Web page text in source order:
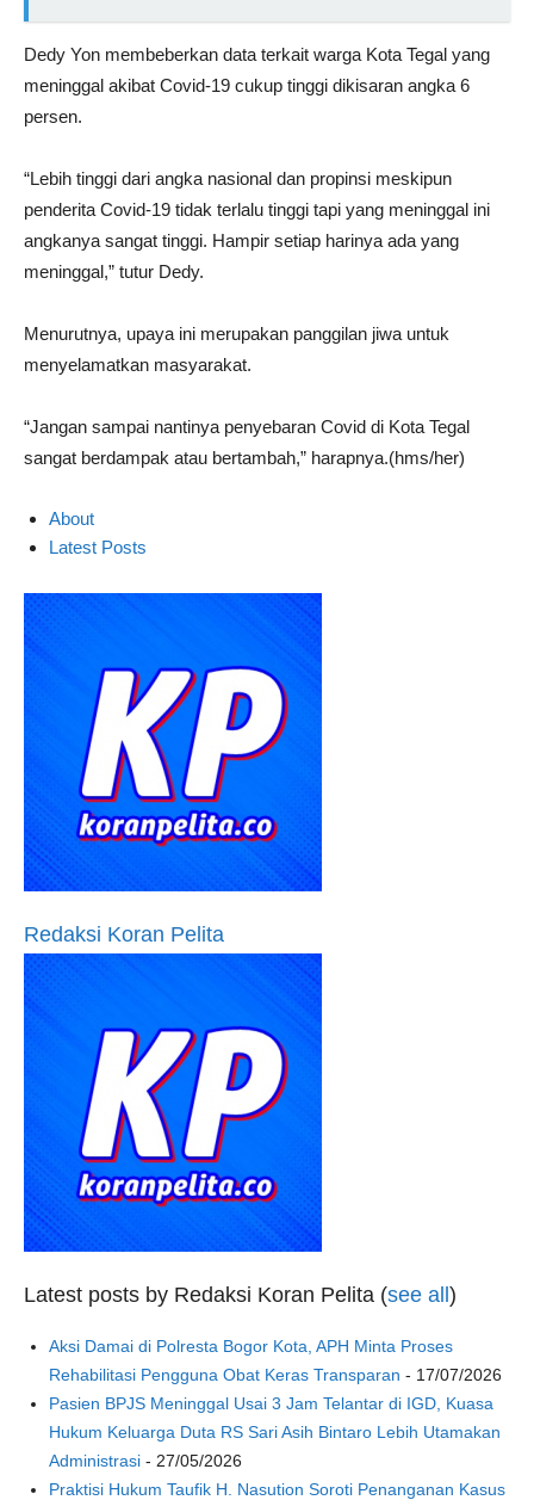
Dedy Yon membeberkan data terkait warga Kota Tegal yang
meninggal akibat Covid-19 cukup tinggi dikisaran angka 6
persen.
“Lebih tinggi dari angka nasional dan propinsi meskipun
penderita Covid-19 tidak terlalu tinggi tapi yang meninggal ini
angkanya sangat tinggi. Hampir setiap harinya ada yang
meninggal,” tutur Dedy.
Menurutnya, upaya ini merupakan panggilan jiwa untuk
menyelamatkan masyarakat.
“Jangan sampai nantinya penyebaran Covid di Kota Tegal
sangat berdampak atau bertambah,” harapnya.(hms/her)
About
Latest Posts
Redaksi Koran Pelita
Latest posts by Redaksi Koran Pelita (see all)
Aksi Damai di Polresta Bogor Kota, APH Minta Proses
Rehabilitasi Pengguna Obat Keras Transparan - 17/07/2026
Pasien BPJS Meninggal Usai 3 Jam Telantar di IGD, Kuasa
Hukum Keluarga Duta RS Sari Asih Bintaro Lebih Utamakan
Administrasi - 27/05/2026
Praktisi Hukum Taufik H. Nasution Soroti Penanganan Kasus